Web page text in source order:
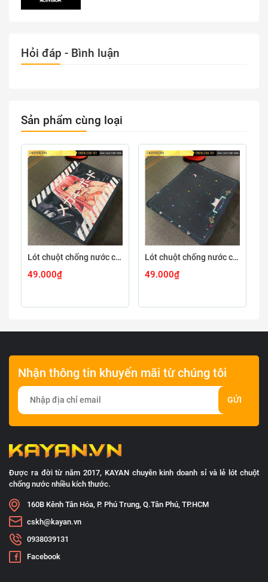
Hỏi đáp - Bình luận
Sản phẩm cùng loại
Lót chuột chống nước cỡ nhỏ 26x21cm dày 3mm S-107-26X21 (ZEROTWO-01)
49.000₫
Lót chuột chống nước cỡ nhỏ 26x21cm dày 3mm S-103-26X21 (GAMECONSO-09)
49.000₫
Nhận thông tin khuyến mãi từ chúng tôi
GỬI
Được ra đời từ năm 2017, KAYAN chuyên kinh doanh sỉ và lẻ lót chuột
chống nước nhiều kích thước.
160B Kênh Tân Hóa, P. Phú Trung, Q.Tân Phú, TP.HCM
cskh@kayan.vn
0938039131
Facebook